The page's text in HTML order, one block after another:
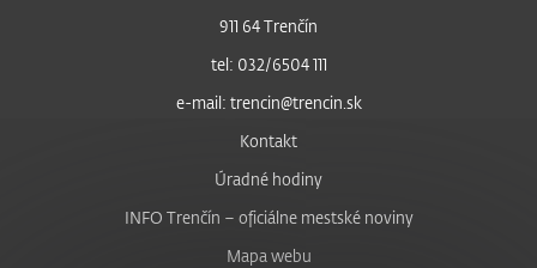
911 64 Trenčín
tel: 032/6504 111
e-mail: trencin@trencin.sk
Kontakt
Úradné hodiny
INFO Trenčín – oficiálne mestské noviny
Mapa webu